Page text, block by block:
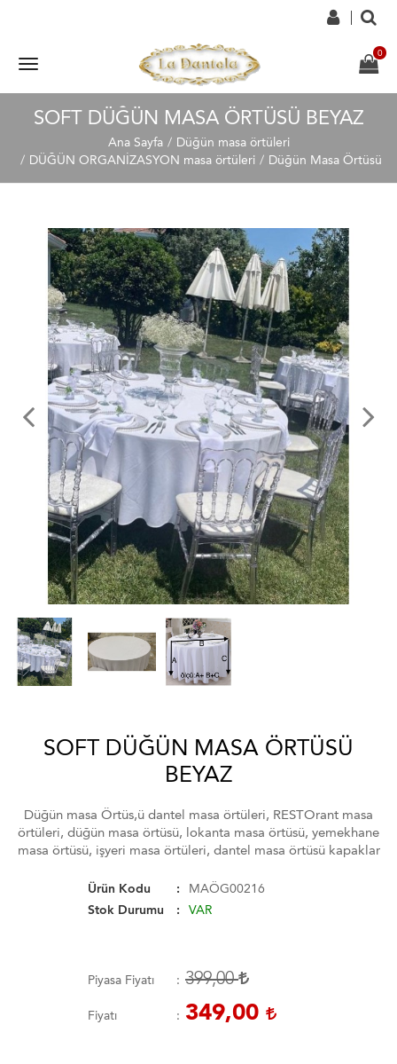
SOFT DÜĞÜN MASA ÖRTÜSÜ BEYAZ
Ana Sayfa
Düğün masa örtüleri
DÜĞÜN ORGANİZASYON masa örtüleri
Düğün Masa Örtüsü
SOFT DÜĞÜN MASA ÖRTÜSÜ
BEYAZ
Düğün masa Örtüs,ü dantel masa örtüleri, RESTOrant masa
örtüleri, düğün masa örtüsü, lokanta masa örtüsü, yemekhane
masa örtüsü, işyeri masa örtüleri, dantel masa örtüsü kapaklar
Ürün Kodu
MAÖG00216
Stok Durumu
VAR
Piyasa Fiyatı 399,00
Fiyatı 349,00